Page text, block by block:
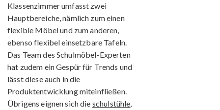
Klassenzimmer umfasst zwei
Hauptbereiche, nämlich zum einen
flexible Möbel und zum anderen,
ebenso flexibel einsetzbare Tafeln.
Das Team des Schulmöbel-Experten
hat zudem ein Gespür für Trends und
lässt diese auch in die
Produktentwicklung miteinfließen.
Übrigens eignen sich die schulstühle,